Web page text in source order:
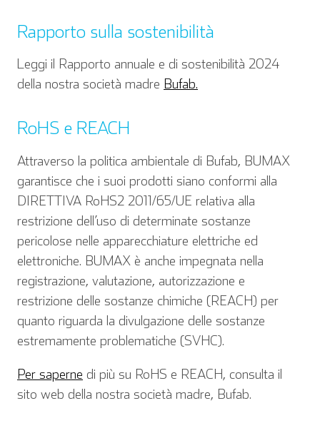
Inglese Tedesco
Rapporto sulla sostenibilità
Leggi il Rapporto annuale e di sostenibilità 2024
della nostra società madre Bufab.
RoHS e REACH
Attraverso la politica ambientale di Bufab, BUMAX
garantisce che i suoi prodotti siano conformi alla
DIRETTIVA RoHS2 2011/65/UE relativa alla
restrizione dell’uso di determinate sostanze
pericolose nelle apparecchiature elettriche ed
elettroniche. BUMAX è anche impegnata nella
registrazione, valutazione, autorizzazione e
restrizione delle sostanze chimiche (REACH) per
quanto riguarda la divulgazione delle sostanze
estremamente problematiche (SVHC).
Per saperne di più su RoHS e REACH, consulta il
sito web della nostra società madre, Bufab.